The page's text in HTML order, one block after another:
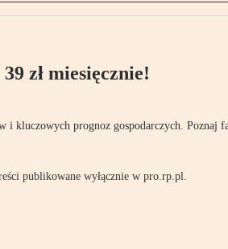
zł miesięcznie!
kluczowych prognoz gospodarczych. Poznaj
publikowane wyłącznie w pro.rp.pl.